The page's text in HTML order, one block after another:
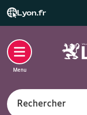
Lyon.fr
Rechercher
Menu